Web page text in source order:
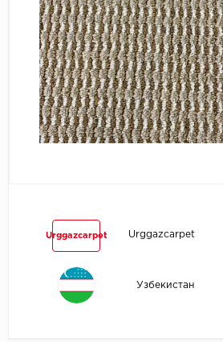
Urggazcarpet Urggazcarpet
Узбекистан